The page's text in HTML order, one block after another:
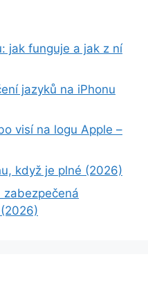
jak funguje a jak z ní
jazyků na iPhonu
visí na logu Apple –
když je plné (2026)
zabezpečená